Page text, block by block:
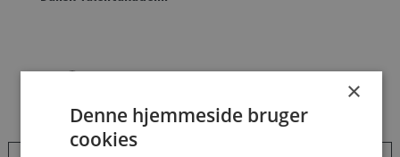
×
Denne hjemmeside bruger
cookies